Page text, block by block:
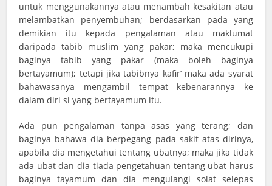
untuk menggunakannya atau menambah kesakitan atau
melambatkan penyembuhan; berdasarkan pada yang
demikian itu kepada pengalaman atau maklumat
daripada tabib muslim yang pakar; maka mencukupi
baginya tabib yang pakar (maka boleh baginya
bertayamum); tetapi jika tabibnya kafir’ maka ada syarat
bahawasanya mengambil tempat kebenarannya ke
dalam diri si yang bertayamum itu.
Ada pun pengalaman tanpa asas yang terang; dan
baginya bahawa dia berpegang pada sakit atas dirinya,
apabila dia mengetahui tentang ubatnya; maka jika tidak
ada ubat dan dia tiada pengetahuan tentang ubat harus
baginya tayamum dan dia mengulangi solat selepas